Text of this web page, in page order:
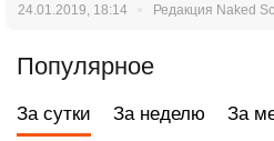
24.01.2019, 18:14 Редакция Naked
Популярное
За сутки За неделю За